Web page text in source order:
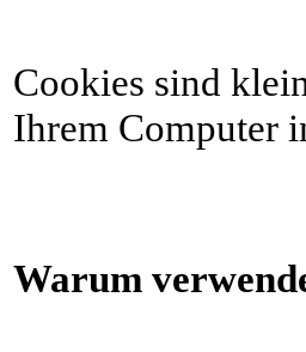
Cookies sind
Ihrem Computer
Warum